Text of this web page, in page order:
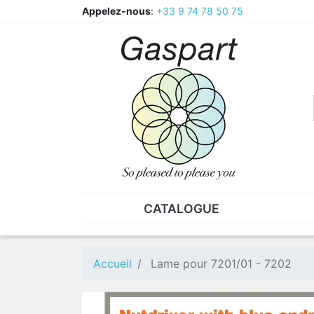
Appelez-nous: +33 9 74 78 50 75
CATALOGUE
Pinces
pinces
Accueil Lame pour 7201/01 - 7202